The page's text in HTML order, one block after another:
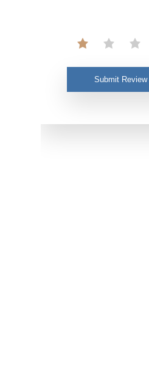
Submit Review